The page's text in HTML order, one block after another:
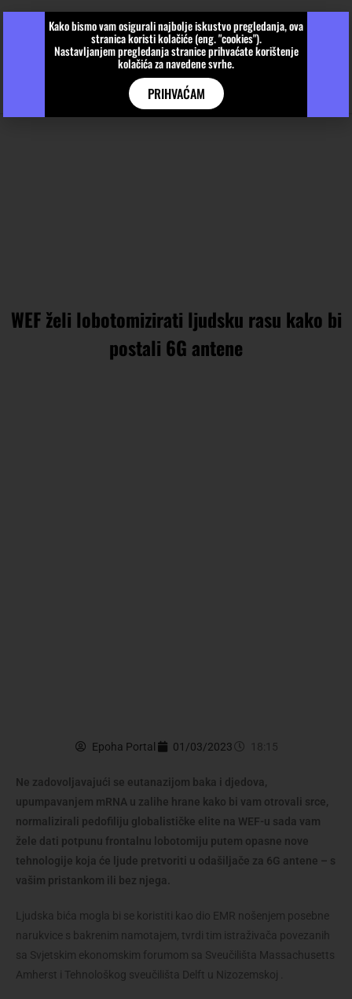
WEF želi lobotomizirati ljudsku rasu kako bi
postali 6G antene
Epoha Portal 01/03/2023 18:15
Ne zadovoljavajući se eutanazijom baka i djedova,
upumpavanjem mRNA u zalihe hrane kako bi vam otrovali srce,
normalizirali pedofiliju globalističke elite na WEF-u sada vam
žele dati potpunu frontalnu lobotomiju putem opasne nove
tehnologije koja će ljude pretvoriti u odašiljače za 6G antene – s
vašim pristankom ili bez njega.
Ljudska bića mogla bi se koristiti kao dio EMR nošenjem posebne
narukvice s bakrenim namotajem, tvrdi tim istraživača povezanih
sa Svjetskim ekonomskim forumom sa Sveučilišta Massachusetts
Amherst i Tehnološkog sveučilišta Delft u Nizozemskoj .
Kako bismo vam osigurali najbolje iskustvo pregledanja, ova
stranica koristi kolačiće (eng. "cookies").
Nastavljanjem pregledanja stranice prihvaćate korištenje
kolačića za navedene svrhe.
PRIHVAĆAM